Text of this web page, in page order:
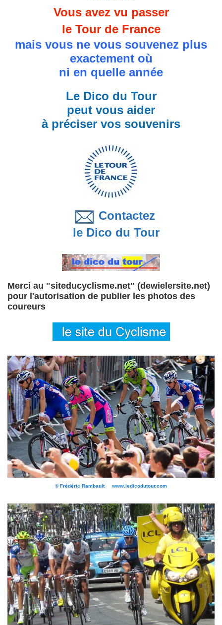
Vous avez vu passer
le Tour de France
mais vous ne vous souvenez plus
exactement où
ni en quelle année
Le Dico du Tour
peut vous aider
à préciser vos souvenirs
Contactez
le Dico du Tour
Merci au "siteducyclisme.net" (dewielersite.net)
pour l'autorisation de publier les photos des
coureurs
© Frédéric Rambault www.ledicodutour.com